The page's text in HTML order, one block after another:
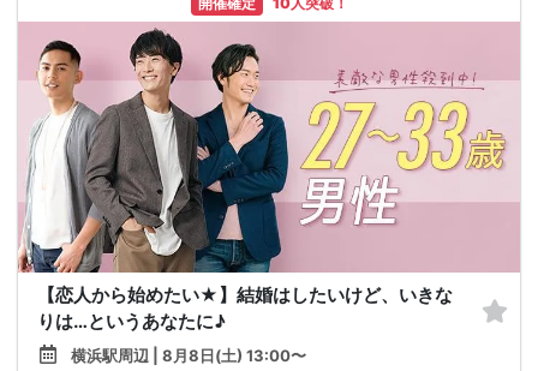
【恋人から始めたい★】結婚はしたいけど、いきな
りは…というあなたに♪
横浜駅周辺 | 8月8日(土) 13:00〜